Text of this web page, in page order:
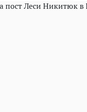
пост Леси Никитюк в